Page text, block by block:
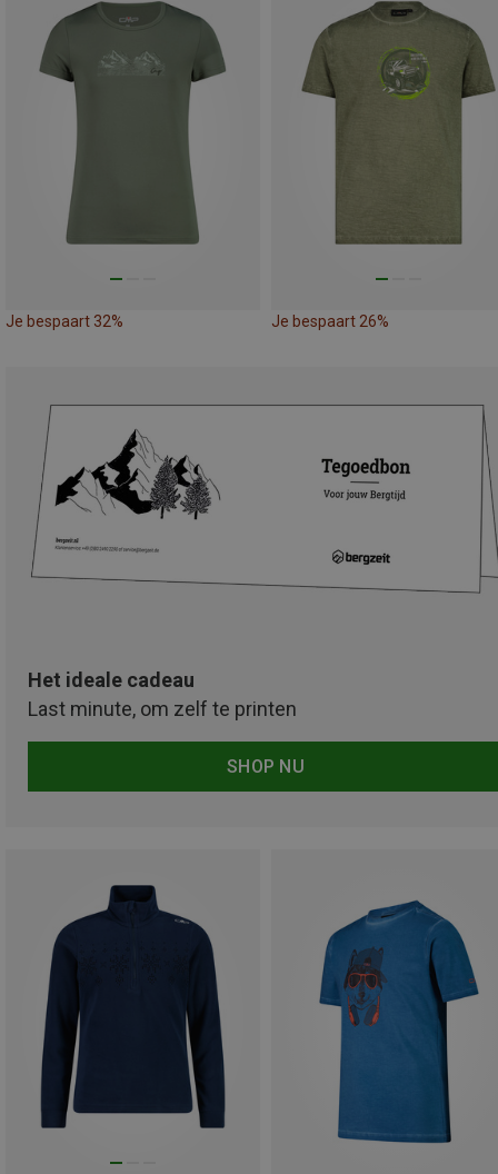
Je bespaart 32% Je bespaart 26%
Het ideale cadeau
Last minute, om zelf te printen
SHOP NU